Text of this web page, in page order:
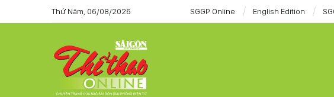
Thứ Năm, 06/08/2026 SGGP Online English Edition